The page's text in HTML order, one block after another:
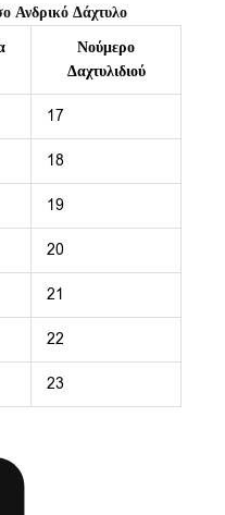
Ανδρικό Δάχτυλο
Νούμερο
Δαχτυλιδιού
17
18
19
20
21
22
23